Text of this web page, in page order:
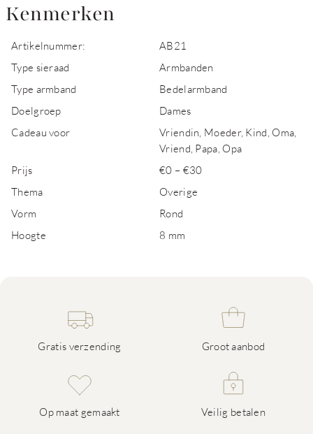
Kenmerken
Artikelnummer:
AB21
Type sieraad
Armbanden
Type armband
Bedelarmband
Doelgroep
Dames
Cadeau voor
Vriendin, Moeder, Kind, Oma,
Vriend, Papa, Opa
Prijs
€0 – €30
Thema
Overige
Vorm
Rond
Hoogte
8 mm
Gratis verzending Groot aanbod
Op maat gemaakt Veilig betalen